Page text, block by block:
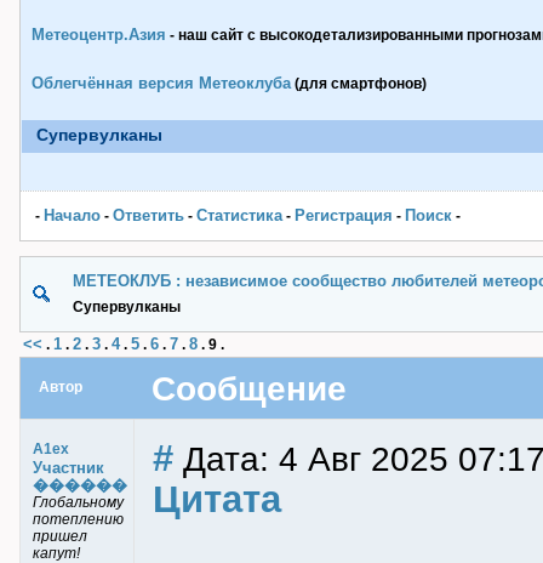
Метеоцентр.Азия - наш сайт с высокодетализированными
Облегчённая версия Метеоклуба(для смартфонов)
Супервулканы
- Начало - Ответить - Статистика- Pегистрация - Поиск -
МЕТЕОКЛУБ : независимое сообщество любителей
Супервулканы
<< . 1 . 2 . 3 . 4. 5 . 6 . 7 . 8 . 9 .
Автор Сообщение
A1ex
Участник
������
Глобальному
потеплению
пришел
капут!
# Дата: 4 Авг 2025
Цитата